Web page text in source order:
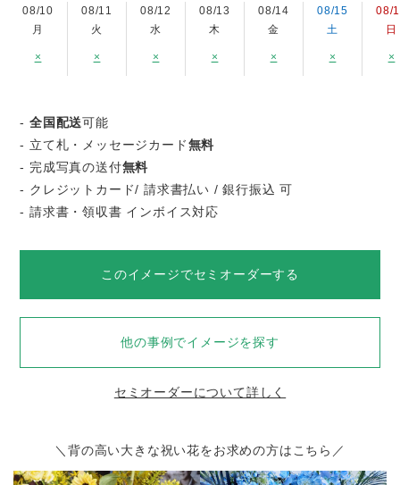
08/10
月
×
08/11
火
×
08/12
水
×
08/13
木
×
08/14
金
×
08/15
土
×
08/
日
×
-全国配送可能
- 立て札・メッセージカード無料
- 完成写真の送付無料
- クレジットカード/ 請求書払い / 銀行振込 可
- 請求書・領収書 インボイス対応
このイメージでセミオーダーする
他の事例でイメージを探す
セミオーダーについて詳しく
＼背の高い大きな祝い花をお求めの方はこちら／